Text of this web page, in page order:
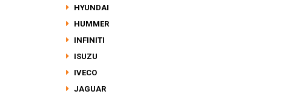
HYUNDAI
HUMMER
INFINITI
ISUZU
IVECO
JAGUAR